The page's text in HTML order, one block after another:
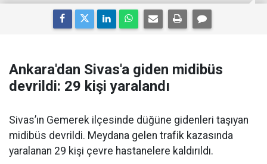
Ankara'dan Sivas'a giden midibüs
devrildi: 29 kişi yaralandı
Sivas’ın Gemerek ilçesinde düğüne gidenleri taşıyan
midibüs devrildi. Meydana gelen trafik kazasında
yaralanan 29 kişi çevre hastanelere kaldırıldı.